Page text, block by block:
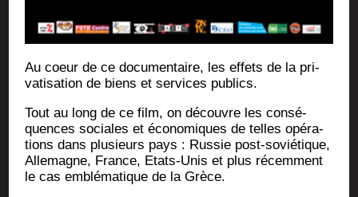
Au coeur de ce docu­men­taire, les effets de la pri­
va­ti­sa­tion de biens et ser­vices publics.
Tout au long de ce film, on découvre les consé­
quences sociales et éco­no­miques de telles opé­ra­
tions dans plu­sieurs pays : Rus­sie post-sovié­tique,
Alle­magne, France, Etats-Unis et plus récem­ment
le cas emblé­ma­tique de la Grèce.